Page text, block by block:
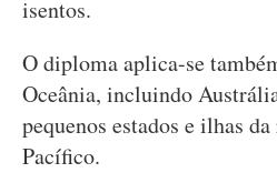
isentos.
O diploma aplica-se
Oceânia, incluindo
pequenos estados e ilhas
Pacífico.